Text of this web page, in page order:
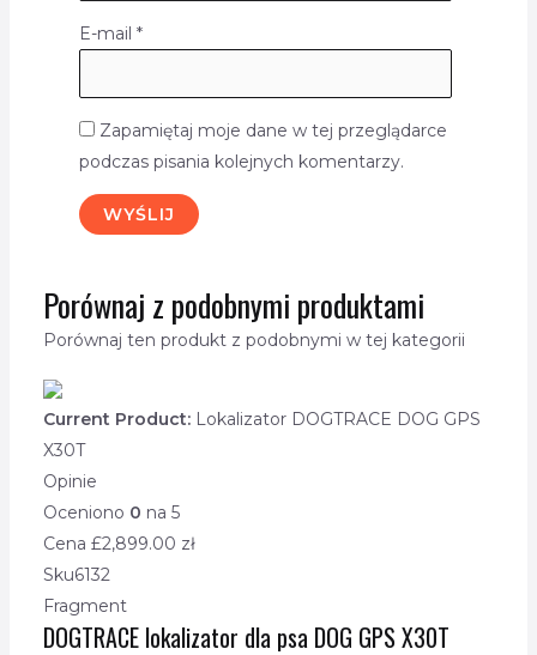
E-mail *
Zapamiętaj moje dane w tej przeglądarce
podczas pisania kolejnych komentarzy.
Porównaj z podobnymi produktami
Porównaj ten produkt z podobnymi w tej kategorii
Current Product: Lokalizator DOGTRACE DOG GPS
X30T
Opinie
Oceniono 0 na 5
Cena £2,899.00 zł
Sku6132
Fragment
DOGTRACE lokalizator dla psa DOG GPS X30T